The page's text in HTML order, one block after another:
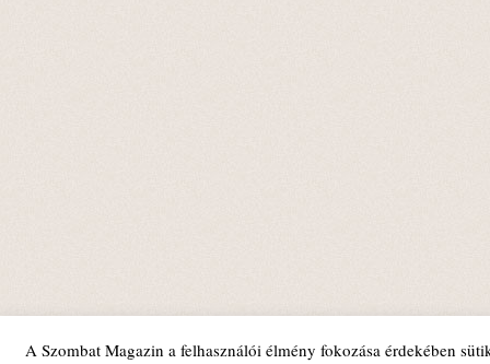
A Szombat Magazin a felhasználói élmény fokozása érdekében